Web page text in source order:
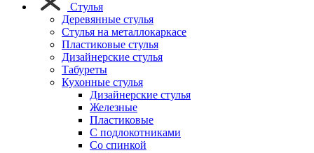
Стулья
Деревянные стулья
Стулья на металлокаркасе
Пластиковые стулья
Дизайнерские стулья
Табуреты
Кухонные стулья
Дизайнерские стулья
Железные
Пластиковые
С подлокотниками
Со спинкой